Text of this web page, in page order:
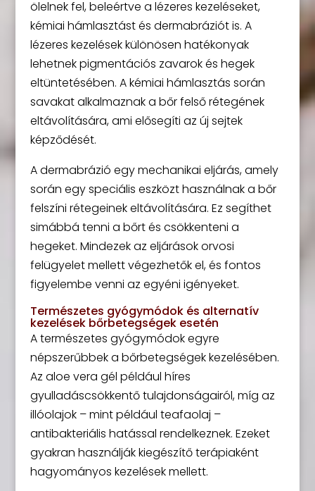
ölelnek fel, beleértve a lézeres kezeléseket,
kémiai hámlasztást és dermabráziót is. A
lézeres kezelések különösen hatékonyak
lehetnek pigmentációs zavarok és hegek
eltüntetésében. A kémiai hámlasztás során
savakat alkalmaznak a bőr felső rétegének
eltávolítására, ami elősegíti az új sejtek
képződését.
A dermabrázió egy mechanikai eljárás, amely
során egy speciális eszközt használnak a bőr
felszíni rétegeinek eltávolítására. Ez segíthet
simábbá tenni a bőrt és csökkenteni a
hegeket. Mindezek az eljárások orvosi
felügyelet mellett végezhetők el, és fontos
figyelembe venni az egyéni igényeket.
Természetes gyógymódok és alternatív
kezelések bőrbetegségek esetén
A természetes gyógymódok egyre
népszerűbbek a bőrbetegségek kezelésében.
Az aloe vera gél például híres
gyulladáscsökkentő tulajdonságairól, míg az
illóolajok – mint például teafaolaj –
antibakteriális hatással rendelkeznek. Ezeket
gyakran használják kiegészítő terápiaként
hagyományos kezelések mellett.